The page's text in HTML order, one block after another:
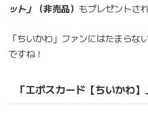
ット」
（非売品） もプレゼントさ
「ちいかわ」ファンにはたまらな
ですね！
「エポスカード【ちいかわ